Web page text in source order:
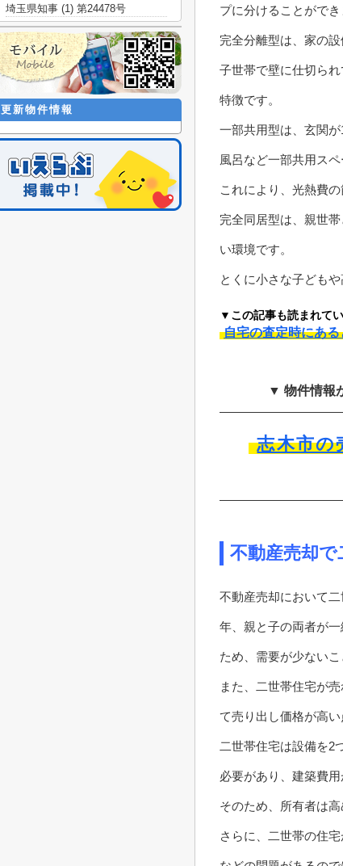
プに分けることができ
完全分離型は、家の
子世帯で壁に仕切ら
特徴です。
一部共用型は、玄関
風呂など一部共用スペ
これにより、光熱費の
完全同居型は、親世
い環境です。
とくに小さな子ども
▼この記事も読まれて
自宅の査定時にあ
▼ 物件情報
志木市の
不動産売却
不動産売却において
年、親と子の両者が
ため、需要が少ないこ
また、二世帯住宅が
て売り出し価格が高い
二世帯住宅は設備を2
必要があり、建築費用
そのため、所有者は
さらに、二世帯の住
埼玉県知事 (1) 第24478号
更新物件情報